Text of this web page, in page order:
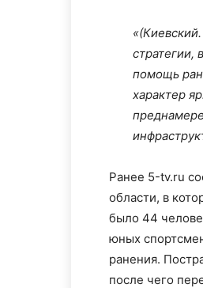
стратегии,
помощь
характер
Ранее 5-tv.ru
области, в
было 44
юных
ранения.
после чего